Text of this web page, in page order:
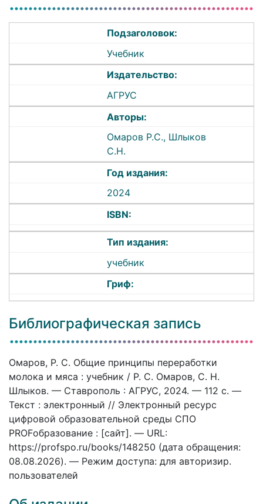
Подзаголовок:
Учебник
Издательство:
АГРУС
Авторы:
Омаров Р.С., Шлыков
С.Н.
Год издания:
2024
ISBN:
Тип издания:
учебник
Гриф:
Библиографическая запись
Омаров, Р. С. Общие принципы переработки
молока и мяса : учебник / Р. С. Омаров, С. Н.
Шлыков. — Ставрополь : АГРУС, 2024. — 112 c. —
Текст : электронный // Электронный ресурс
цифровой образовательной среды СПО
PROFобразование : [сайт]. — URL:
https://profspo.ru/books/148250 (дата обращения:
08.08.2026). — Режим доступа: для авторизир.
пользователей